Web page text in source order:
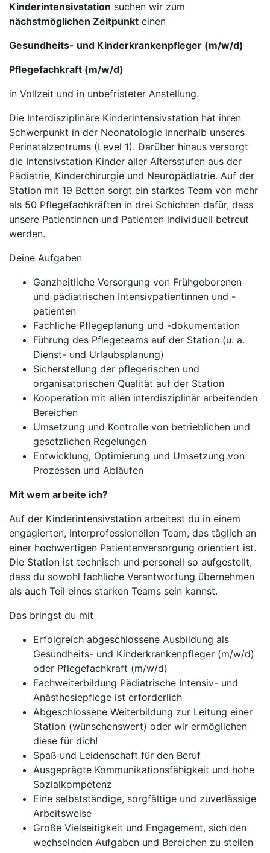
Kinderintensivstation suchen wir zum
nächstmöglichen Zeitpunkt einen
Gesundheits- und Kinderkrankenpfleger (m/w/d)
Pflegefachkraft (m/w/d)
in Vollzeit und in unbefristeter Anstellung.
Die Interdisziplinäre Kinderintensivstation hat ihren
Schwerpunkt in der Neonatologie innerhalb unseres
Perinatalzentrums (Level 1). Darüber hinaus versorgt
die Intensivstation Kinder aller Altersstufen aus der
Pädiatrie, Kinderchirurgie und Neuropädiatrie. Auf der
Station mit 19 Betten sorgt ein starkes Team von mehr
als 50 Pflegefachkräften in drei Schichten dafür, dass
unsere Patientinnen und Patienten individuell betreut
werden.
Deine Aufgaben
Ganzheitliche Versorgung von Frühgeborenen
und pädiatrischen Intensivpatientinnen und -
patienten
Fachliche Pflegeplanung und -dokumentation
Führung des Pflegeteams auf der Station (u. a.
Dienst- und Urlaubsplanung)
Sicherstellung der pflegerischen und
organisatorischen Qualität auf der Station
Kooperation mit allen interdisziplinär arbeitenden
Bereichen
Umsetzung und Kontrolle von betrieblichen und
gesetzlichen Regelungen
Entwicklung, Optimierung und Umsetzung von
Prozessen und Abläufen
Mit wem arbeite ich?
Auf der Kinderintensivstation arbeitest du in einem
engagierten, interprofessionellen Team, das täglich an
einer hochwertigen Patientenversorgung orientiert ist.
Die Station ist technisch und personell so aufgestellt,
dass du sowohl fachliche Verantwortung übernehmen
als auch Teil eines starken Teams sein kannst.
Das bringst du mit
Erfolgreich abgeschlossene Ausbildung als
Gesundheits- und Kinderkrankenpfleger (m/w/d)
oder Pflegefachkraft (m/w/d)
Fachweiterbildung Pädiatrische Intensiv- und
Anästhesiepflege ist erforderlich
Abgeschlossene Weiterbildung zur Leitung einer
Station (wünschenswert) oder wir ermöglichen
diese für dich!
Spaß und Leidenschaft für den Beruf
Ausgeprägte Kommunikationsfähigkeit und hohe
Sozialkompetenz
Eine selbstständige, sorgfältige und zuverlässige
Arbeitsweise
Große Vielseitigkeit und Engagement, sich den
wechselnden Aufgaben und Bereichen zu stellen